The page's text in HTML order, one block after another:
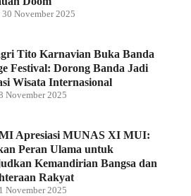
November 2025
Tito Karnavian Buka Banda
Festival: Dorong Banda Jadi
Wisata Internasional
November 2025
Apresiasi MUNAS XI MUI:
Peran Ulama untuk
Kemandirian Bangsa dan
Rakyat
November 2025